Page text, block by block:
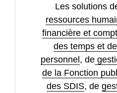
Les solutions
ressources
financière et
des temps et
personnel , de
de la Fonction
des SDIS, de